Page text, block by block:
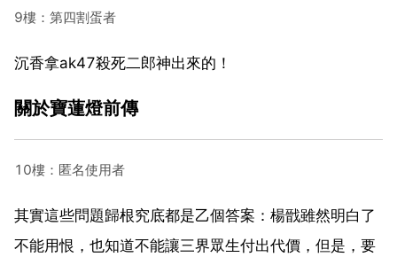
9樓：第四割蛋者
沉香拿ak47殺死二郎神出來的！
關於寶蓮燈前傳
10樓：匿名使用者
其實這些問題歸根究底都是乙個答案：楊戩雖然明白了
不能用恨，也知道不能讓三界眾生付出代價，但是，要